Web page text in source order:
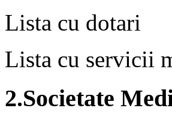
Lista cu dotari
Lista cu servicii
2.Societate